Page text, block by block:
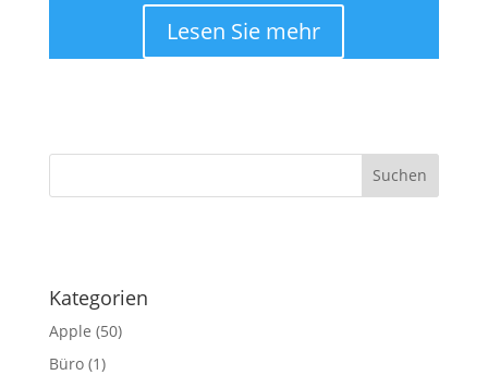
Lesen Sie mehr
Kategorien
Apple (50)
Büro(1)